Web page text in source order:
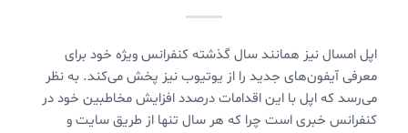
اپل امسال نیز همانند سال گذشته کنفرانس ویژه خود برای
معرفی آیفون‌های جدید را از یوتیوب نیز پخش می‌کند. به نظر
می‌رسد که اپل با این اقدامات درصدد افزایش مخاطبین خود در
کنفرانس خبری است چرا که هر سال تنها از طریق سایت و